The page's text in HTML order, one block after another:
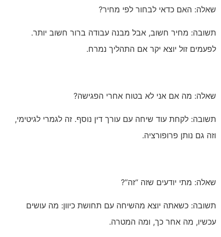
שאלה: האם כדאי לבחור לפי מחיר?
תשובה: מחיר חשוב, אבל מבנה עבודה ברור חשוב יותר.
לפעמים זול יוצא יקר אם התהליך נמרח.
שאלה: מה אם אני לא בטוח אחרי הפגישה?
תשובה: לקחת עוד שיחה עם עורך דין נוסף. זה לגמרי לגיטימי,
וזה גם נותן פרופורציה.
שאלה: מתי יודעים שזה “זה”?
תשובה: כשאתה יוצא מהשיחה עם תחושת כיוון: מה עושים
עכשיו, מה אחר כך, ומה המטרה.